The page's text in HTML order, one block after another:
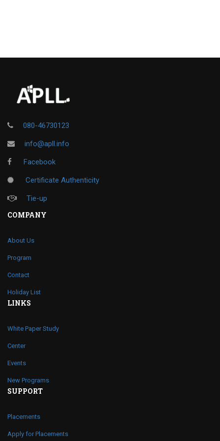
080-46730123
info@apll.info
Facebook
Certificate Authenticity
Tie-up
COMPANY
About Us
Program
Contact
Holiday List
LINKS
White Paper Study
Center
Events
New Programs
SUPPORT
Placements
Apply for Placements